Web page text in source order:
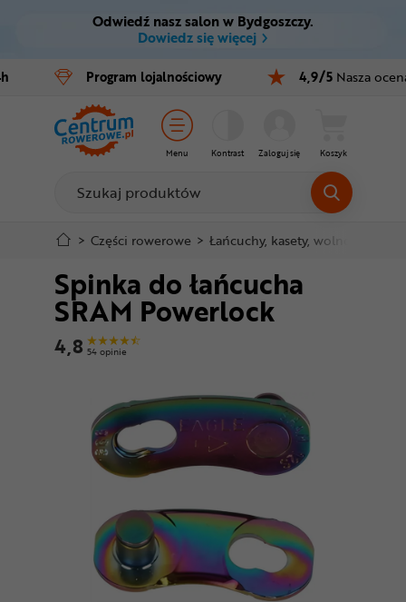
Ctrl M
Menu główne
Informacje o produkcie
Do koszyka
Szczegółowe informacje
Stopka
Mapa strony
Odwiedź nasz salon w Bydgoszczy.
Dowiedz się więcej
Program lojalnościowy 4,9/5 Nasza
Menu Kontrast Zaloguj się Koszyk
Rowery
E-bike
Części
Akcesoria
Odzież
Kaski
Buty
Odżywki
Nowości
> Części rowerowe > Łańcuchy, kasety, wolnobiegi
Spinka do łańcucha
SRAM Powerlock
4,8 54 opinie